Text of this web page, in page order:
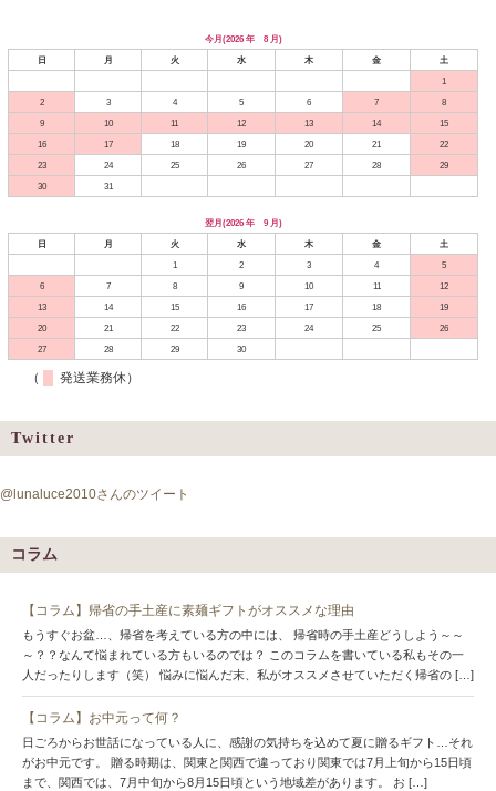
今月(2026 年 8 月)
日
月 火 水 木 金
土
1
2
3 4 5 6 7
8
9
10 11 12 13 14
15
16
17 18 19 20 21
22
23
24 25 26 27 28
29
30
31
翌月(2026 年 9 月)
日
月 火 水 木 金
土
1
2 3 4
5
6
7 8 9 10 11
12
13
14 15 16 17 18
19
20
21 22 23 24 25
26
27
28 29 30
（ 発送業務休）
Twitter
@lunaluce2010さんのツイート
コラム
【コラム】帰省の手土産に素麺ギフトがオススメな理由
もうすぐお盆…、帰省を考えている方の中には、 帰省時の手土産どうしよう～～
～？？なんて悩まれている方もいるのでは？ このコラムを書いている私もその一
人だったりします（笑） 悩みに悩んだ末、私がオススメさせていただく帰省の […]
【コラム】お中元って何？
日ごろからお世話になっている人に、感謝の気持ちを込めて夏に贈るギフト…それ
がお中元です。 贈る時期は、関東と関西で違っており関東では7月上旬から15日頃
まで、関西では、7月中旬から8月15日頃という地域差があります。 お […]